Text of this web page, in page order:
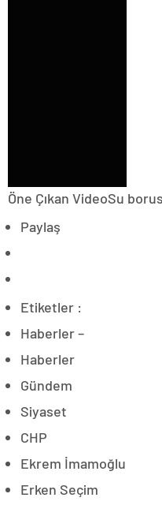
Öne Çıkan VideoSu
Paylaş
Etiketler :
Haberler –
Haberler
Gündem
Siyaset
CHP
Ekrem İmamoğlu
Erken Seçim